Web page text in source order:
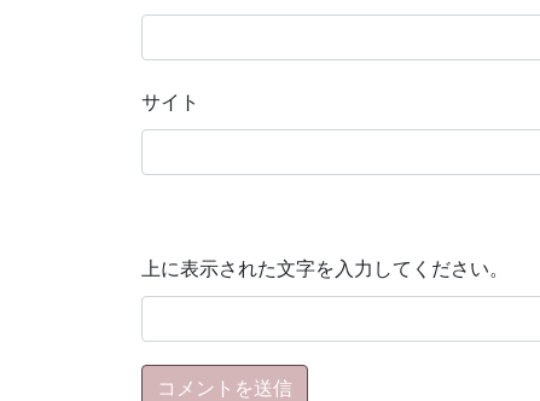
サイト
上に表示された文字を入力してください。